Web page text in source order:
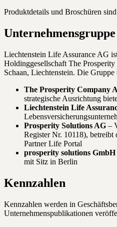
Produktdetails und Broschüren
Unternehmensgruppe
Liechtenstein Life Assurance AG
Holdinggesellschaft The
Schaan, Liechtenstein. Die Gruppe
The Prosperity Company
strategische Ausrichtung
Liechtenstein Life
Prosperity Solutions AG –
Register Nr. 10118),
Partner Life Portal
prosperity solutions GmbH
mit Sitz in Berlin
Kennzahlen
Kennzahlen werden in
Unternehmenspublikationen